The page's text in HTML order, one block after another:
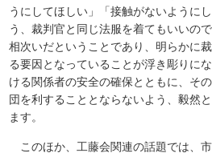
うにしてほしい」「接触がないように
う、裁判官と同じ法服を着てもいいの
相次いだということであり、明らかに
る要因となっていることが浮き彫りに
ける関係者の安全の確保とともに、そ
団を利することとならないよう、毅然
ます。
このほか、工藤会関連の話題では、